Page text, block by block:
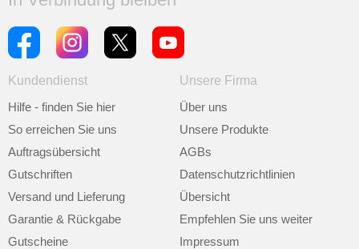
Kundendienst
Hilfe - finden Sie hier
So erreichen Sie uns
Auftragsübersicht
Gutschriften
Versand und Lieferung
Garantie & Rückgabe
Gutscheine
Unsere Firma
Über uns
Unsere Produkte
AGBs
Datenschutzrichtlinien
Übersicht
Empfehlen Sie uns weiter
Impressum